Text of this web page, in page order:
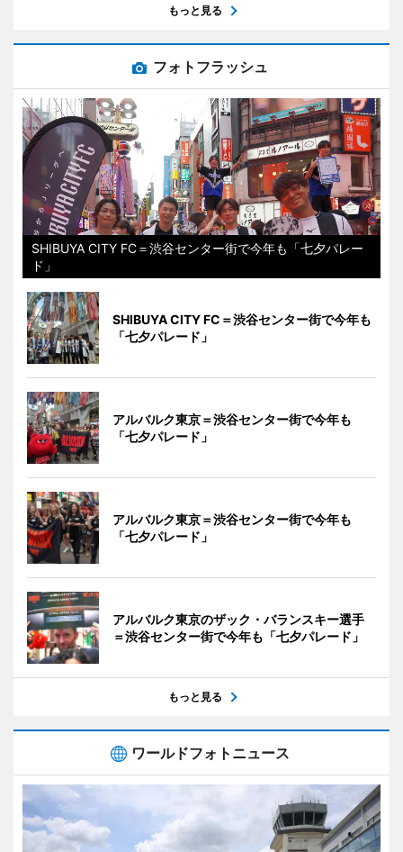
もっと見る
フォトフラッシュ
SHIBUYA CITY FC＝渋谷センター街で今年も「七夕パレー
ド」
SHIBUYA CITY FC＝渋谷センター街で今年も
「七夕パレード」
アルバルク東京＝渋谷センター街で今年も
「七夕パレード」
アルバルク東京＝渋谷センター街で今年も
「七夕パレード」
アルバルク東京のザック・バランスキー選手
＝渋谷センター街で今年も「七夕パレード」
もっと見る
ワールドフォトニュース